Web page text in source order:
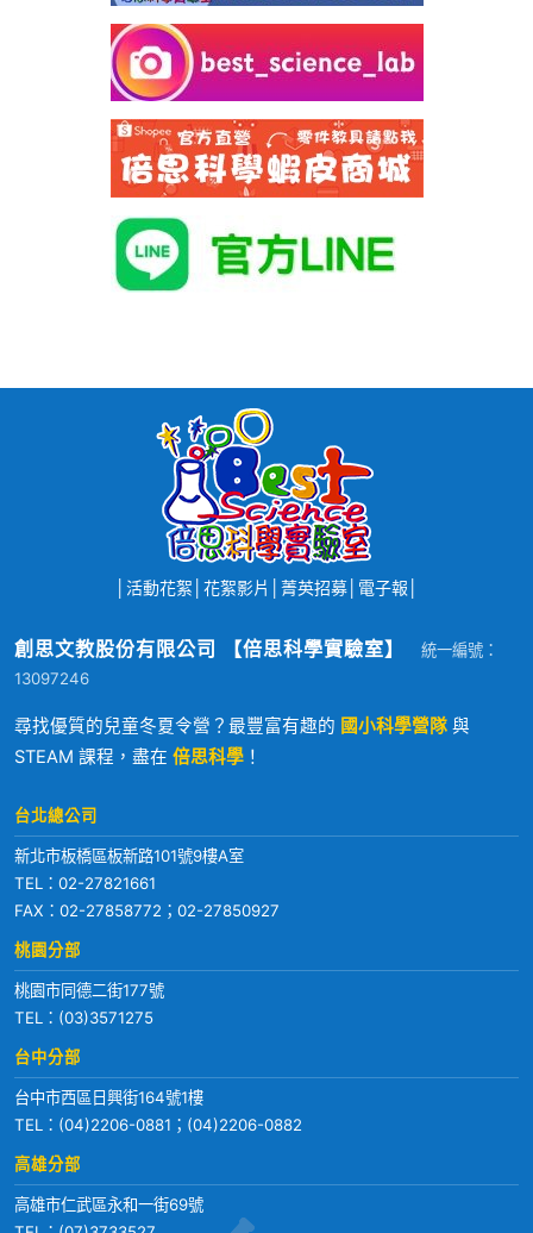
活動花絮 花絮影片 菁英招募│ 電子報
創思文教股份有限公司 【倍思科學實驗室】
統一編號：
13097246
尋找優質的兒童冬夏令營？最豐富有趣的 國小科學營隊 與
STEAM 課程，盡在 倍思科學 ！
台北總公司
新北市板橋區板新路101號9樓A室
TEL： 02-27821661
FAX：02-27858772；02-27850927
桃園分部
桃園市同德二街177號
TEL： (03)3571275
台中分部
台中市西區日興街164號1樓
TEL： (04)2206-0881 ； (04)2206-0882
高雄分部
高雄市仁武區永和一街69號